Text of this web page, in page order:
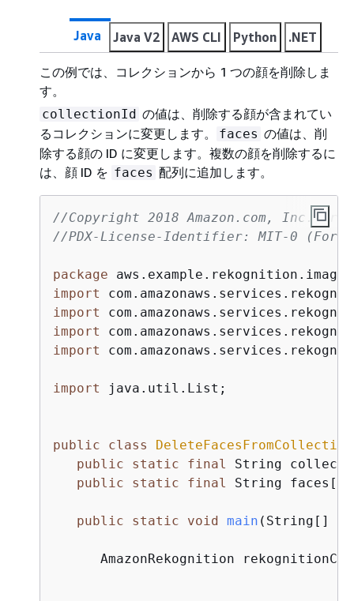
Java Java V2 AWS CLI Python .NET
この例では、コレクションから 1 つの顔を削除しま
す。
collectionId の値は、削除する顔が含まれてい
るコレクションに変更します。
faces の値は、削
除する顔の ID に変更します。複数の顔を削除するに
は、顔 ID を faces 配列に追加します。
//Copyright 2018 Amazon.com, Inc.
//PDX-License-Identifier: MIT-0 (For
package
import
import
import
import
import java.util.List;
public class
DeleteFacesFromCollection
public
static final
String
public
static final String
public static void main (String[]
AmazonRekognition